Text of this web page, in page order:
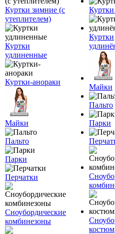
Куртки зимние (с
утеплителем)
Куртки
удлиненные
Куртки-анораки
Майки
Пальто
Парки
Перчатки
Сноубордические
комбинезоны
Куртки
Майки
Пальто
Парки
костюм